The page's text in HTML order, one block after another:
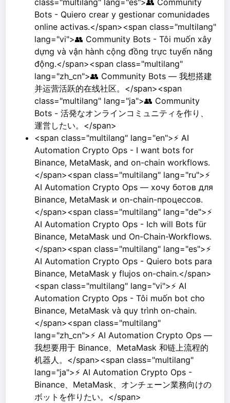
class="multilang" lang="es">👥 Community
Bots - Quiero crear y gestionar comunidades
online activas.</span><span class="multilang"
lang="vi">👥 Community Bots - Tôi muốn xây
dựng và vận hành cộng đồng trực tuyến năng
động.</span><span class="multilang"
lang="zh_cn">👥 Community Bots — 我想搭建
并运营活跃的在线社区。</span><span
class="multilang" lang="ja">👥 Community
Bots - 活発なオンラインコミュニティを作り、
運営したい。</span>
<span class="multilang" lang="en">⚡ AI
Automation Crypto Ops - I want bots for
Binance, MetaMask, and on-chain workflows.
</span><span class="multilang" lang="ru">⚡
AI Automation Crypto Ops — хочу ботов для
Binance, MetaMask и on-chain-процессов.
</span><span class="multilang" lang="de">⚡
AI Automation Crypto Ops - Ich will Bots für
Binance, MetaMask und On-Chain-Workflows.
</span><span class="multilang" lang="es">⚡
AI Automation Crypto Ops - Quiero bots para
Binance, MetaMask y flujos on-chain.</span>
<span class="multilang" lang="vi">⚡ AI
Automation Crypto Ops - Tôi muốn bot cho
Binance, MetaMask và quy trình on-chain.
</span><span class="multilang"
lang="zh_cn">⚡ AI Automation Crypto Ops —
我想要用于 Binance、MetaMask 和链上流程的
机器人。</span><span class="multilang"
lang="ja">⚡ AI Automation Crypto Ops -
Binance、MetaMask、オンチェーン業務向けの
ボットを作りたい。</span>